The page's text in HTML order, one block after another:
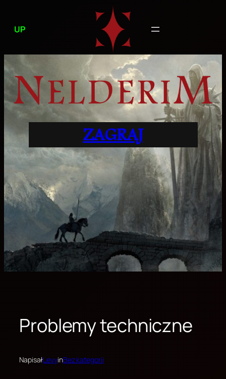
treści
UP
ZAGRAJ
Problemy techniczne
NapisałLevyinBez kategorii